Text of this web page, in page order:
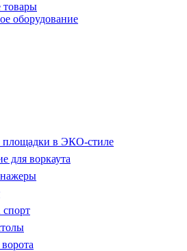
товары
оборудование
в ЭКО-стиле
для воркаута